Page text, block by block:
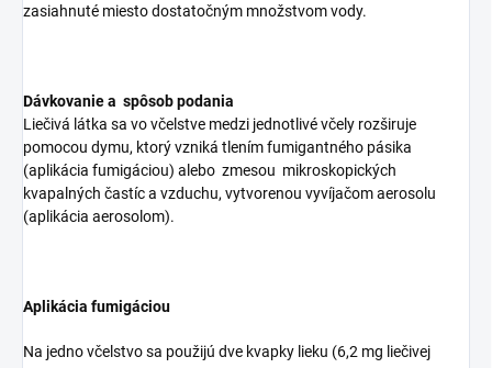
zasiahnuté miesto dostatočným množstvom vody.
Dávkovanie a spôsob podania
Liečivá látka sa vo včelstve medzi jednotlivé včely rozširuje
pomocou dymu, ktorý vzniká tlením fumigantného pásika
(aplikácia fumigáciou) alebo zmesou mikroskopických
kvapalných častíc a vzduchu, vytvorenou vyvíjačom aerosolu
(aplikácia aerosolom).
Aplikácia fumigáciou
Na jedno včelstvo sa použijú dve kvapky lieku (6,2 mg liečivej